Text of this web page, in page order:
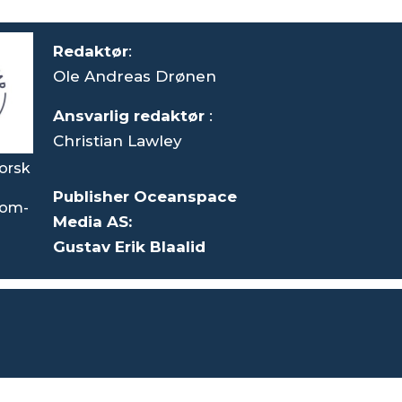
Redaktør:
Ole Andreas Drønen
Ansvarlig redaktør :
Christian Lawley
Publisher Oceanspace
Media AS:
Gustav Erik Blaalid